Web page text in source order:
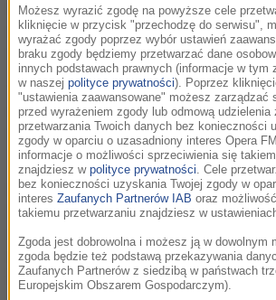
W RMF CLASSIC do śniadania co pół
najświeższe fakty i prognozę pogody,
najlepiej poinformowani.
Tuż po siódmej przypominamy rocznice i
w„Datowniku historycznym Macieja
znane wydarzenia, które do dziś budzą
W Śniadaniu Mistrzów o 8:20 łączymy się
Królestwem i Stanami Zjednoczonymi. To
mówią mieszkańcy Londynu i
cały świat sprawdzają dla nas nasi ludzie
Bogdan Frymorgen (Londyn) i Lidia
Możesz wyrazić zgodę na powyższe cele
kliknięcie w przycisk "przechodzę do serwisu",
wyrażać zgody poprzez wybór ustawień
braku zgody będziemy przetwarzać dane
innych podstawach prawnych (informacje w tym
w naszej polityce prywatności). Poprzez
"ustawienia zaawansowane" możesz zarządzać
przed wyrażeniem zgody lub odmową udzielenia
przetwarzania Twoich danych bez konieczności
zgody w oparciu o uzasadniony interes Opera
informacje o możliwości sprzeciwienia się
znajdziesz w polityce prywatności . Cele
bez konieczności uzyskania Twojej zgody w
interes Zaufanych Partnerów IAB oraz
takiemu przetwarzaniu znajdziesz w
Zgoda jest dobrowolna i możesz ją w dowolnym
zgoda będzie też podstawą przekazywania
Zaufanych Partnerów z siedzibą w państwach
Europejskim Obszarem Gospodarczym).